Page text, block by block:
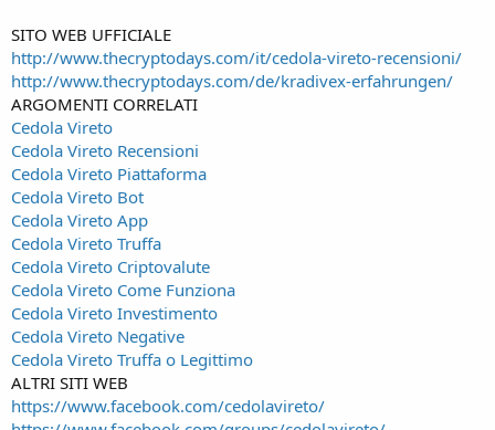
SITO WEB UFFICIALE
http://www.thecryptodays.com/it/cedola-vireto-recensioni/
http://www.thecryptodays.com/de/kradivex-erfahrungen/
ARGOMENTI CORRELATI
Cedola Vireto
Cedola Vireto Recensioni
Cedola Vireto Piattaforma
Cedola Vireto Bot
Cedola Vireto App
Cedola Vireto Truffa
Cedola Vireto Criptovalute
Cedola Vireto Come Funziona
Cedola Vireto Investimento
Cedola Vireto Negative
Cedola Vireto Truffa o Legittimo
ALTRI SITI WEB
https://www.facebook.com/cedolavireto/